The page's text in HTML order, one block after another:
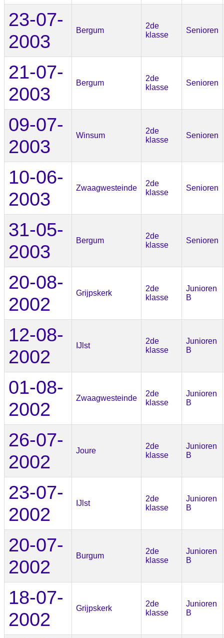
23-07-
2003
Bergum
2de
klasse
Senioren
21-07-
2003
Bergum
2de
klasse
Senioren
09-07-
2003
Winsum
2de
klasse
Senioren
10-06-
2003
Zwaagwesteinde
2de
klasse
Senioren
31-05-
2003
Bergum
2de
klasse
Senioren
20-08-
2002
Grijpskerk
2de
klasse
Junioren
B
12-08-
2002
IJlst
2de
klasse
Junioren
B
01-08-
2002
Zwaagwesteinde
2de
klasse
Junioren
B
26-07-
2002
Joure
2de
klasse
Junioren
B
23-07-
2002
IJlst
2de
klasse
Junioren
B
20-07-
2002
Burgum
2de
klasse
Junioren
B
18-07-
2002
Grijpskerk
2de
klasse
Junioren
B